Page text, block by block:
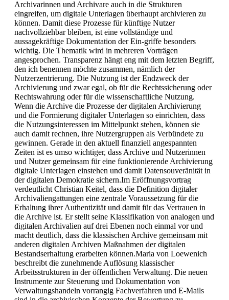
Archivarinnen und Archivare auch in die Strukturen
eingreifen, um digitale Unterlagen überhaupt archivieren zu
können. Damit diese Prozesse für künftige Nutzer
nachvollziehbar bleiben, ist eine vollständige und
aussagekräftige Dokumentation der Ein-griffe besonders
wichtig. Die Thematik wird in mehreren Vorträgen
angesprochen. Transparenz hängt eng mit dem letzten Begriff,
den ich benennen möchte zusammen, nämlich der
Nutzerzentrierung. Die Nutzung ist der Endzweck der
Archivierung und zwar egal, ob für die Rechtssicherung oder
Rechtswahrung oder für die wissenschaftliche Nutzung.
Wenn die Archive die Prozesse der digitalen Archivierung
und die Formierung digitaler Unterlagen so einrichten, dass
die Nutzungsinteressen im Mittelpunkt stehen, können sie
auch damit rechnen, ihre Nutzergruppen als Verbündete zu
gewinnen. Gerade in den aktuell finanziell angespannten
Zeiten ist es umso wichtiger, dass Archive und Nutzerinnen
und Nutzer gemeinsam für eine funktionierende Archivierung
digitale Unterlagen einstehen und damit Datensouveränität in
der digitalen Demokratie sichern.Im Eröffnungsvortrag
verdeutlicht Christian Keitel, dass die Definition digitaler
Archivaliengattungen eine zentrale Voraussetzung für die
Erhaltung ihrer Authentizität und damit für das Vertrauen in
die Archive ist. Er stellt seine Klassifikation von analogen und
digitalen Archivalien auf drei Ebenen noch einmal vor und
macht deutlich, dass die klassischen Archive gemeinsam mit
anderen digitalen Archiven Maßnahmen der digitalen
Bestandserhaltung erarbeiten können.Maria von Loewenich
beschreibt die zunehmende Auflösung klassischer
Arbeitsstrukturen in der öffentlichen Verwaltung. Die neuen
Instrumente zur Steuerung und Dokumentation von
Verwaltungshandeln vorrangig Fachverfahren und E-Mails